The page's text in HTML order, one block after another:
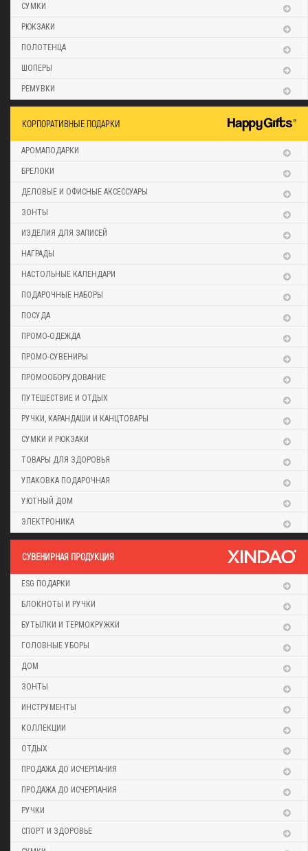
СУМКИ
РЮКЗАКИ
ПОЛОТЕНЦА
ШОПЕРЫ
РЕМУВКИ
КОРПОРАТИВНЫЕ ПОДАРКИ
АРОМАПОДАРКИ
БРЕЛОКИ
ДЕЛОВЫЕ И ОФИСНЫЕ АКСЕССУАРЫ
ЗОНТЫ
ИЗДЕЛИЯ ДЛЯ ЗАПИСЕЙ
НАГРАДЫ
НАСТОЛЬНЫЕ КАЛЕНДАРИ
ПОДАРОЧНЫЕ НАБОРЫ
ПОСУДА
ПРОМО-ОДЕЖДА
ПРОМО-СУВЕНИРЫ
ПРОМООБОРУДОВАНИЕ
ПУТЕШЕСТВИЕ И ОТДЫХ
РУЧКИ, КАРАНДАШИ И КАНЦТОВАРЫ
СУМКИ И РЮКЗАКИ
ТОВАРЫ ДЛЯ ЗДОРОВЬЯ
УПАКОВКА ПОДАРОЧНАЯ
УЮТНЫЙ ДОМ
ЭЛЕКТРОНИКА
CУВЕНИРНАЯ ПРОДУКЦИЯ
ESG ПОДАРКИ
БЛОКНОТЫ И РУЧКИ
БУТЫЛКИ И ТЕРМОКРУЖКИ
ГОЛОВНЫЕ УБОРЫ
ДОМ
ЗОНТЫ
ИНСТРУМЕНТЫ
КОЛЛЕКЦИИ
ОТДЫХ
ПРОДАЖА ДО ИСЧЕРПАНИЯ
ПРОДАЖА ДО ИСЧЕРПАНИЯ
РУЧКИ
СПОРТ И ЗДОРОВЬЕ